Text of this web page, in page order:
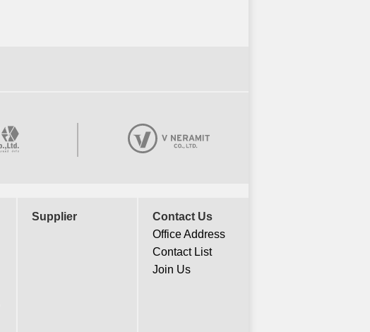
Supplier
Contact Us
Office Address
Contact List
Join Us